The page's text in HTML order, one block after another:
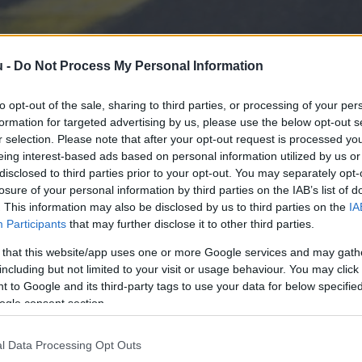
- Do Not Process My Personal Information
opt-out of the sale, sharing to third parties, or processing of your
for targeted advertising by us, please use the below opt-out
selection. Please note that after your opt-out request is processed
interest-based ads based on personal information utilized by us
to third parties prior to your opt-out. You may separately
of your personal information by third parties on the IAB’s list of
This information may also be disclosed by us to third parties on the
Participants that may further disclose it to other third parties.
that this website/app uses one or more Google services and may
but not limited to your visit or usage behaviour. You may
to Google and its third-party tags to use your data for below
consent section.
Data Processing Opt Outs
küldtek a nyíregyházi
szintjét
Lapszemle
repülőtér, a döntés hátterében Orbán Viktor
is készülhet – írta meg a 24.hu. A Telex pedig
terrorfenyegetettség készültségi szintjét egy